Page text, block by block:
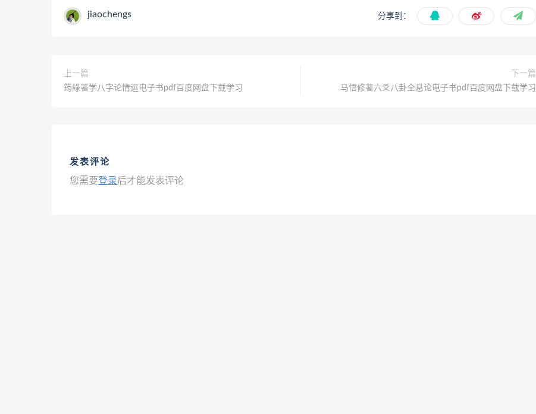
jiaochengs 分享到：
上一篇
筠綠著学八字论情运电子书pdf百度网盘下载学习
下一篇
马悟修著六爻八卦全息论电子书pdf百度网盘下载学习
发表评论
您需要登录后才能发表评论